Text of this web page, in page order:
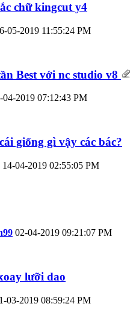
chữ kingcut y4
05-2019 11:55:24 PM
Best với nc studio v8
04-2019 07:12:43 PM
giống gì vậy các bác?
14-04-2019 02:55:05 PM
02-04-2019 09:21:07 PM
lưỡi dao
03-2019 08:59:24 PM